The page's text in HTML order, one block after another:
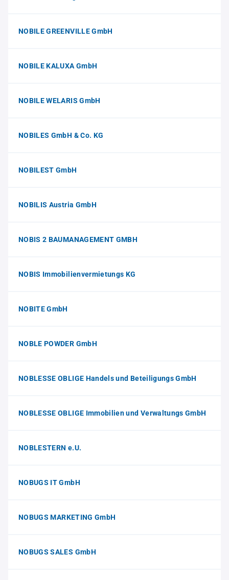
NOBILE GREENVILLE GmbH
NOBILE KALUXA GmbH
NOBILE WELARIS GmbH
NOBILES GmbH & Co. KG
NOBILEST GmbH
NOBILIS Austria GmbH
NOBIS 2 BAUMANAGEMENT GMBH
NOBIS Immobilienvermietungs KG
NOBITE GmbH
NOBLE POWDER GmbH
NOBLESSE OBLIGE Handels und Beteiligungs GmbH
NOBLESSE OBLIGE Immobilien und Verwaltungs GmbH
NOBLESTERN e.U.
NOBUGS IT GmbH
NOBUGS MARKETING GmbH
NOBUGS SALES GmbH